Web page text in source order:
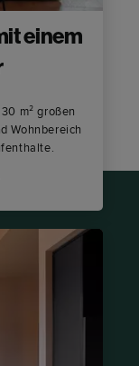
einem
m² großen
Wohnbereich